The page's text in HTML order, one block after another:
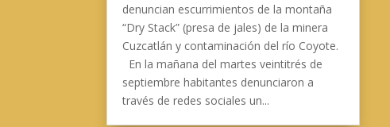
denuncian escurrimientos de la montaña
“Dry Stack” (presa de jales) de la minera
Cuzcatlán y contaminación del río Coyote.
En la mañana del martes veintitrés de
septiembre habitantes denunciaron a
través de redes sociales un...